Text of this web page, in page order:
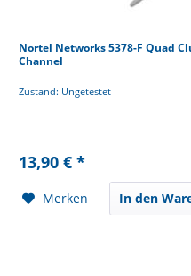
Nortel Networks 5378-F Quad
Channel
Zustand: Ungetestet
13,90 € *
Merken In den